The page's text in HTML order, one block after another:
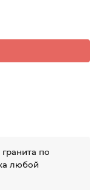
по
любой